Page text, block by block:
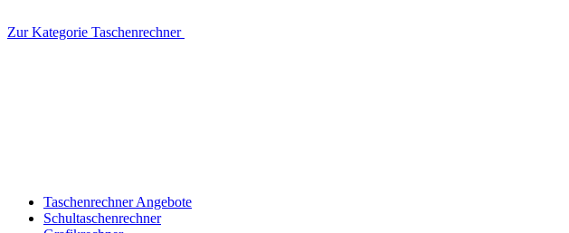
Zur Kategorie Taschenrechner
Taschenrechner Angebote
Schultaschenrechner